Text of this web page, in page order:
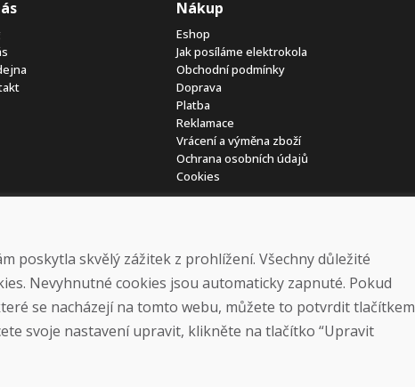
Nákup
Eshop
Jak posíláme elektrokola
Obchodní podmínky
Doprava
Platba
Reklamace
Vrácení a výměna zboží
Ochrana osobních údajů
Cookies
© DOMIVOSPORT 2026, všechna práva vyhrazena
DUFEKSOFT tvorba eshopů
poskytla skvělý zážitek z prohlížení. Všechny důležité
Nevyhnutné cookies jsou automaticky zapnuté. Pokud
se nacházejí na tomto webu, můžete to potvrdit tlačítkem
svoje nastavení upravit, klikněte na tlačítko “Upravit